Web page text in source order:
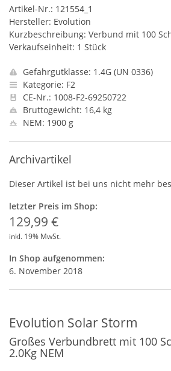
Artikel-Nr.: 121554_1
Hersteller: Evolution
Kurzbeschreibung: Verbund mit 100
Verkaufseinheit: 1 Stück
Gefahrgutklasse: 1.4G (UN 0336)
Kategorie: F2
CE-Nr.: 1008-F2-69250722
Bruttogewicht: 16,4 kg
NEM: 1900 g
Archivartikel
Dieser Artikel ist bei uns nicht mehr
letzter Preis im Shop:
129,99 €
inkl. 19% MwSt.
In Shop aufgenommen:
6. November 2018
Evolution Solar Storm
Großes Verbundbrett mit 100
2.0Kg NEM